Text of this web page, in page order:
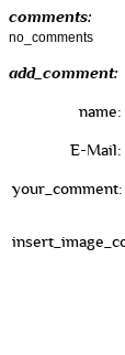
comments:
no_comments
add_comment:
name:
E-Mail:
your_comment: